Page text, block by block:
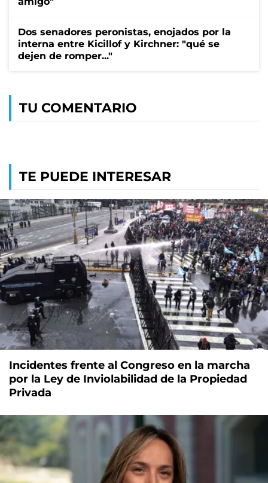
Dos senadores peronistas, enojados por la
interna entre Kicillof y Kirchner: "qué se
dejen de romper..."
TU COMENTARIO
TE PUEDE INTERESAR
Incidentes frente al Congreso en la marcha
por la Ley de Inviolabilidad de la Propiedad
Privada